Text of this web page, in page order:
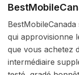
qui approvisionne
que vous achetez
intermédiaire